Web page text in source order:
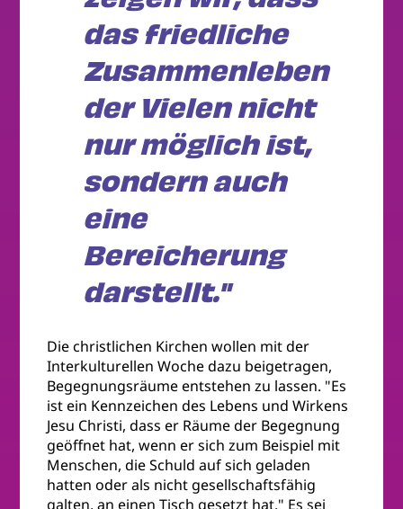
das friedliche
Zusammenleben
der Vielen nicht
nur möglich ist,
sondern auch
eine
Bereicherung
darstellt."
Die christlichen Kirchen wollen mit der
Interkulturellen Woche dazu beigetragen,
Begegnungsräume entstehen zu lassen. "Es
ist ein Kennzeichen des Lebens und Wirkens
Jesu Christi, dass er Räume der Begegnung
geöffnet hat, wenn er sich zum Beispiel mit
Menschen, die Schuld auf sich geladen
hatten oder als nicht gesellschaftsfähig
galten, an einen Tisch gesetzt hat." Es sei